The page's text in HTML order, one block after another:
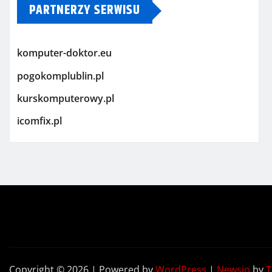
PARTNERZY SERWISU
komputer-doktor.eu
pogokomplublin.pl
kurskomputerowy.pl
icomfix.pl